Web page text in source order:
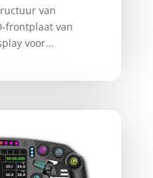
van
frontplaat van
voor...